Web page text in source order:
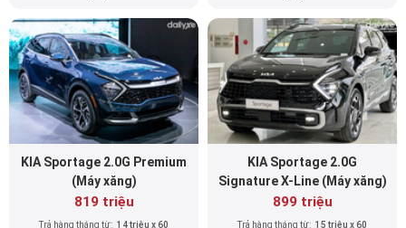
KIA Sportage 2.0G Premium
(Máy xăng)
819 triệu
Trả hàng tháng từ: 14 triệu x 60
KIA Sportage 2.0G
Signature X-Line (Máy xăng)
899 triệu
Trả hàng tháng từ: 15 triệu x 60